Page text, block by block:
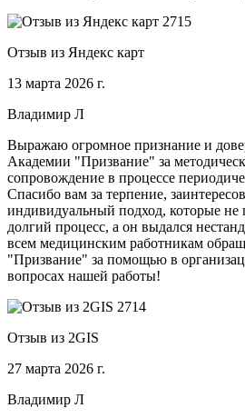
Отзыв из Яндекс карт
13 марта 2026 г.
Владимир Л
Выражаю огромное признание и
Академии "Призвание" за
сопровождение в процессе
Спасибо вам за терпение,
индивидуальный подход, которые не
долгий процесс, а он выдался
всем медицинским работникам
"Призвание" за помощью в
вопросах нашей работы!
Отзыв из 2GIS
27 марта 2026 г.
Владимир Л